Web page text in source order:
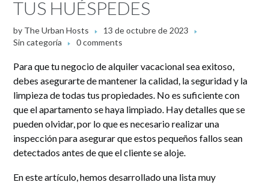
TUS HUÉSPEDES
by The Urban Hosts
13 de octubre de 2023
Sin categoría
0 comments
Para que tu negocio de alquiler vacacional sea exitoso,
debes asegurarte de mantener la calidad, la seguridad y la
limpieza de todas tus propiedades. No es suficiente con
que el apartamento se haya limpiado. Hay detalles que se
pueden olvidar, por lo que es necesario realizar una
inspección para asegurar que estos pequeños fallos sean
detectados antes de que el cliente se aloje.
En este artículo, hemos desarrollado una lista muy